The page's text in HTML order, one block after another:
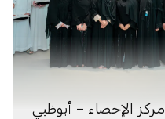
مركز الإحصاء – أبوظبي